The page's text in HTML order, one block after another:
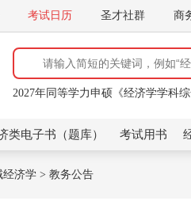
考试日历 圣才社群 商
高鸿业《西方经济学（微观部分）
2027年同等学力申硕《经济学学科
范里安《微观经济学：现代观点》（
高鸿业《西方经济学（微观部分）》
2027年同等学力申硕《经济学学科
类电子书（题库） 考试用书
经济学 > 教务公告